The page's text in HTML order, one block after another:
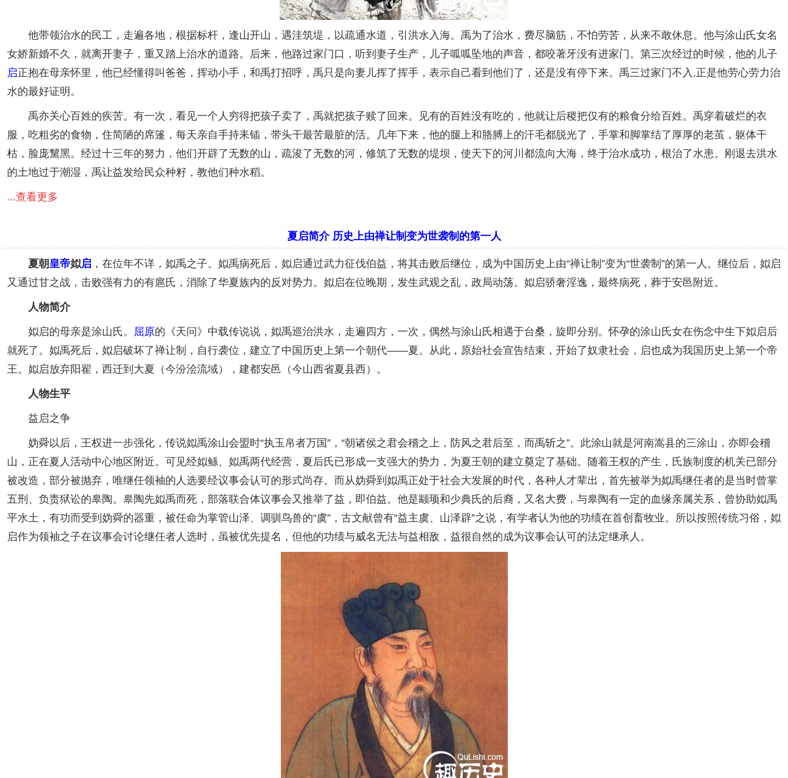
他带领治水的民工，走遍各地，根据标杆，逢山开山，遇洼筑堤，以疏通水道，引洪水入海。禹为了治水，费尽脑筋，不怕劳苦，从来不敢休息。他与涂山氏女名
女娇新婚不久，就离开妻子，重又踏上治水的道路。后来，他路过家门口，听到妻子生产，儿子呱呱坠地的声音，都咬著牙没有进家门。第三次经过的时候，他的儿子
启正抱在母亲怀里，他已经懂得叫爸爸，挥动小手，和禹打招呼，禹只是向妻儿挥了挥手，表示自己看到他们了，还是没有停下来。禹三过家门不入,正是他劳心劳力治
水的最好证明。
禹亦关心百姓的疾苦。有一次，看见一个人穷得把孩子卖了，禹就把孩子赎了回来。见有的百姓没有吃的，他就让后稷把仅有的粮食分给百姓。禹穿着破烂的衣
服，吃粗劣的食物，住简陋的席篷，每天亲自手持耒锸，带头干最苦最脏的活。几年下来，他的腿上和胳膊上的汗毛都脱光了，手掌和脚掌结了厚厚的老茧，躯体干
枯，脸庞黧黑。经过十三年的努力，他们开辟了无数的山，疏浚了无数的河，修筑了无数的堤坝，使天下的河川都流向大海，终于治水成功，根治了水患。刚退去洪水
的土地过于潮湿，禹让益发给民众种籽，教他们种水稻。
...查看更多
夏启简介 历史上由禅让制变为世袭制的第一人
夏朝皇帝姒启 ，在位年不详，姒禹之子。姒禹病死后，姒启通过武力征伐伯益，将其击败后继位，成为中国历史上由“禅让制”变为“世袭制”的第一人。继位后，姒启
又通过甘之战，击败强有力的有扈氏，消除了华夏族内的反对势力。姒启在位晚期，发生武观之乱，政局动荡。姒启骄奢淫逸，最终病死，葬于安邑附近。
人物简介
姒启的母亲是涂山氏。 屈原的《天问》中载传说说，姒禹巡治洪水，走遍四方，一次，偶然与涂山氏相遇于台桑，旋即分别。怀孕的涂山氏女在伤念中生下姒启后
就死了。姒禹死后，姒启破坏了禅让制，自行袭位，建立了中国历史上第一个朝代——夏。从此，原始社会宣告结束，开始了奴隶社会，启也成为我国历史上第一个帝
王。姒启放弃阳翟，西迁到大夏（今汾浍流域），建都安邑（今山西省夏县西）。
人物生平
益启之争
妫舜以后，王权进一步强化，传说姒禹涂山会盟时“执玉帛者万国”，“朝诸侯之君会稽之上，防风之君后至，而禹斩之”。此涂山就是河南嵩县的三涂山，亦即会稽
山，正在夏人活动中心地区附近。可见经姒鲧、姒禹两代经营，夏后氏已形成一支强大的势力，为夏王朝的建立奠定了基础。随着王权的产生，氏族制度的机关已部分
被改造，部分被抛弃，唯继任领袖的人选要经议事会认可的形式尚存。而从妫舜到姒禹正处于社会大发展的时代，各种人才辈出，首先被举为姒禹继任者的是当时曾掌
五刑、负责狱讼的皋陶。皋陶先姒禹而死，部落联合体议事会又推举了益，即伯益。他是颛顼和少典氏的后裔，又名大费，与皋陶有一定的血缘亲属关系，曾协助姒禹
平水土，有功而受到妫舜的器重，被任命为掌管山泽、调驯鸟兽的“虞”，古文献曾有“益主虞、山泽辟”之说，有学者认为他的功绩在首创畜牧业。所以按照传统习俗，姒
启作为领袖之子在议事会讨论继任者人选时，虽被优先提名，但他的功绩与威名无法与益相敌，益很自然的成为议事会认可的法定继承人。